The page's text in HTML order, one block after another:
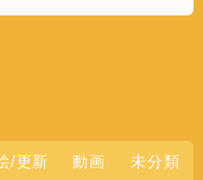
/更新 動画 未分類